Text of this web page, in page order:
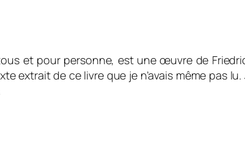
et pour personne, est une œuvre de
extrait de ce livre que je n’avais même pas lu.